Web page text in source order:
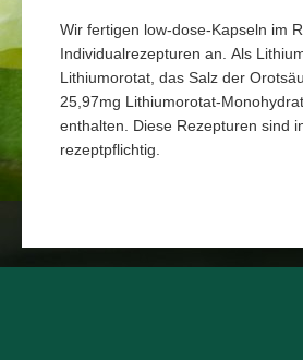
Wir fertigen low-dose-Kapseln im
Individualrezepturen an. Als
Lithiumorotat, das Salz der
25,97mg Lithiumorotat-
enthalten. Diese Rezepturen sind
rezeptpflichtig.